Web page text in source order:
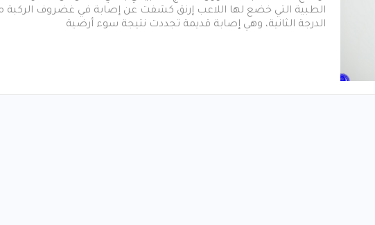
الطبية التي خضع لها اللاعب إرنق كشفت عن إصابة في غضروف الركبة
الدرجة الثانية، وهي إصابة قديمة تجددت نتيجة سوء أرضية